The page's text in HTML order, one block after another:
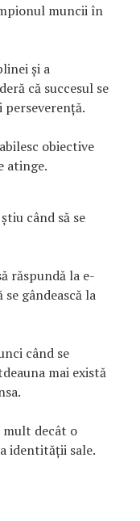
muncii în
și a
că succesul se
obiective
atinge.
când să se
răspundă la e-
gândească la
când se
mai există
mult decât o
identității sale.